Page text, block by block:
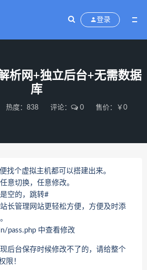
登录
析网+独立后台+无需数据
库
热度：838 评论： 0 售价：￥0
找个虚拟主机都可以搭建出来。
意切换，任意修改。
空的，跳转#
长管理网站更轻松方便，方便及时添
pass.php 中查看修改
后台保存时候修改不了的，请给整个
限！